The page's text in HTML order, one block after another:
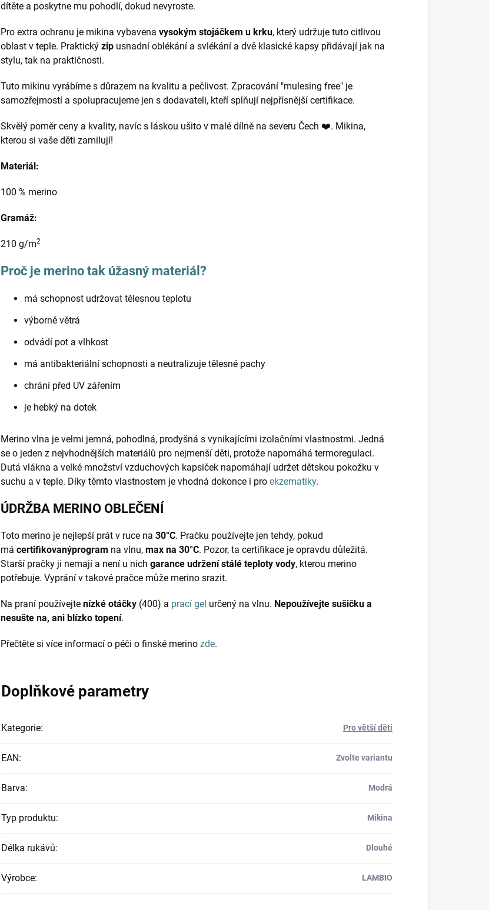
dítěte a poskytne mu pohodlí, dokud nevyroste.
Pro extra ochranu je mikina vybavena vysokým stojáčkem u krku, který udržuje tuto citlivou
oblast v teple. Praktický zip usnadní oblékání a svlékání a dvě klasické kapsy přidávají jak na
stylu, tak na praktičnosti.
Tuto mikinu vyrábíme s důrazem na kvalitu a pečlivost. Zpracování "mulesing free" je
samozřejmostí a spolupracujeme jen s dodavateli, kteří splňují nejpřísnější certifikace.
Skvělý poměr ceny a kvality, navíc s láskou ušito v malé dílně na severu Čech ❤️. Mikina,
kterou si vaše děti zamilují!
Materiál:
100 % merino
Gramáž:
210 g/m2
Proč je merino tak úžasný materiál?
má schopnost udržovat tělesnou teplotu
výborně větrá
odvádí pot a vlhkost
má antibakteriální schopnosti a neutralizuje tělesné pachy
chrání před UV zářením
je hebký na dotek
Merino vlna je velmi jemná, pohodlná, prodyšná s vynikajícími izolačními vlastnostmi. Jedná
se o jeden z nejvhodnějších materiálů pro nejmenší děti, protože napomáhá termoregulaci.
Dutá vlákna a velké množství vzduchových kapsiček napomáhají udržet dětskou pokožku v
suchu a v teple. Díky těmto vlastnostem je vhodná dokonce i pro ekzematiky.
ÚDRŽBA MERINO OBLEČENÍ
Toto merino je nejlepší prát v ruce na 30°C. Pračku používejte jen tehdy, pokud
má certifikovanýprogram na vlnu, max na 30°C. Pozor, ta certifikace je opravdu důležitá.
Starší pračky ji nemají a není u nich garance udržení stálé teploty vody, kterou merino
potřebuje. Vyprání v takové pračce může merino srazit.
Na praní používejte nízké otáčky (400) a prací gel určený na vlnu. Nepoužívejte sušičku a
nesušte na, ani blízko topení.
Přečtěte si více informací o péči o finské merino zde.
Doplňkové parametry
Kategorie: Pro větší děti
EAN: Zvolte variantu
Barva: Modrá
Typ produktu: Mikina
Délka rukávů: Dlouhé
Výrobce: LAMBIO